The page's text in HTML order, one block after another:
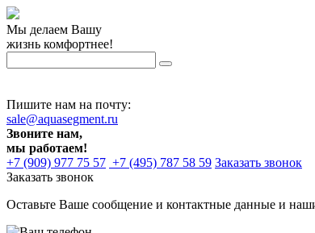
Мы делаем Вашу
жизнь комфортнее!
Пишите нам на почту:
sale@aquasegment.ru
Звоните нам,
мы работаем!
+7 (909) 977 75 57 +7 (495) 787 58 59 Заказать звонок
Заказать звонок
Оставьте Ваше сообщение и контактные данные и